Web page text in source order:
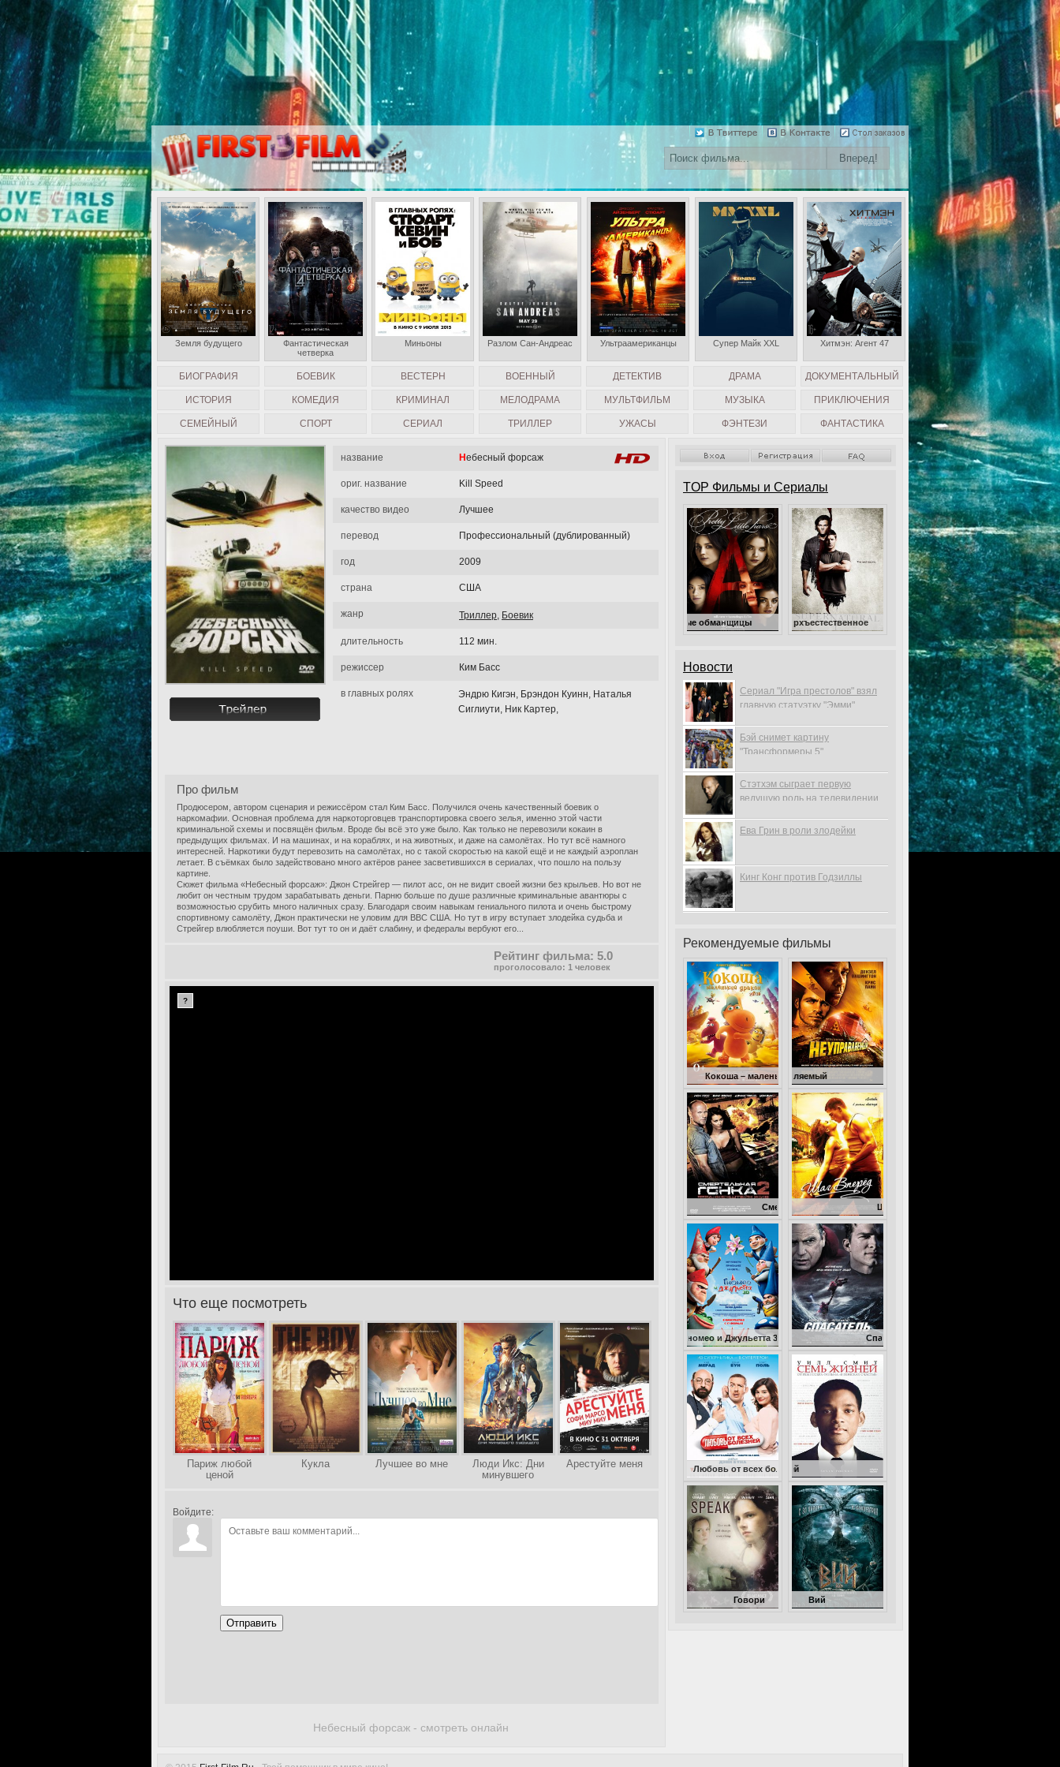
Небесный форсаж - смотреть онлайн
название Небесный форсаж
ориг. название Kill Speed
качество видео Лучшее
перевод Профессиональный (дублированный)
год 2009
страна США
жанр Триллер, Боевик
длительность 112 мин.
режиссер Ким Басс
в главных ролях
Эндрю Кигэн, Брэндон Куинн, Наталья
Cиглиути, Ник Картер,
Про фильм
Продюсером, автором сценария и режиссёром стал Ким Басс. Получился очень качественный боевик о
наркомафии. Основная проблема для наркоторговцев транспортировка своего зелья, именно этой части
криминальной схемы и посвящён фильм. Вроде бы всё это уже было. Как только не перевозили кокаин в
предыдущих фильмах. И на машинах, и на кораблях, и на животных, и даже на самолётах. Но тут всё намного
интересней. Наркотики будут перевозить на самолётах, но с такой скоростью на какой ещё и не каждый аэроплан
летает. В съёмках было задействовано много актёров ранее засветившихся в сериалах, что пошло на пользу
картине.
Сюжет фильма «Небесный форсаж»: Джон Стрейгер — пилот асс, он не видит своей жизни без крыльев. Но вот не
любит он честным трудом зарабатывать деньги. Парню больше по душе различные криминальные авантюры с
возможностью срубить много наличных сразу. Благодаря своим навыкам гениального пилота и очень быстрому
спортивному самолёту, Джон практически не уловим для ВВС США. Но тут в игру вступает злодейка судьба и
Стрейгер влюбляется поуши. Вот тут то он и даёт слабину, и федералы вербуют его...
Рейтинг фильма: 5.0
проголосовало: 1 человек
?
Что еще посмотреть
Париж любой
ценой
Кукла Лучшее во мне
Люди Икс: Дни
минувшего
Арестуйте меня
Войдите:
Отправить
TOP Фильмы и Сериалы
Милые обманщицы Сверхъестественное
Новости
Сериал "Игра престолов" взял
главную статуэтку "Эмми".
Бэй снимет картину
"Трансформеры 5"
Стэтхэм сыграет первую
ведущую роль на телевидении
Ева Грин в роли злодейки
Кинг Конг против Годзиллы
Рекомендуемые фильмы
Кокоша – маленький дракон
Смертельная гонка 2: Франкенштейн жив
Шаг вперед
Гномео и Джульетта 3D
Любовь от всех болезней Семь жизней
БИОГРАФИЯ БОЕВИК ВЕСТЕРН ВОЕННЫЙ ДЕТЕКТИВ ДРАМА ДОКУМЕНТАЛЬНЫЙ
ИСТОРИЯ КОМЕДИЯ КРИМИНАЛ МЕЛОДРАМА МУЛЬТФИЛЬМ МУЗЫКА ПРИКЛЮЧЕНИЯ
СЕМЕЙНЫЙ СПОРТ СЕРИАЛ ТРИЛЛЕР УЖАСЫ ФЭНТЕЗИ ФАНТАСТИКА
Земля будущего
Фантастическая
четверка
Миньоны Разлом Сан-Андреас Ультраамериканцы Супер Майк XXL Хитмэн: Агент 47